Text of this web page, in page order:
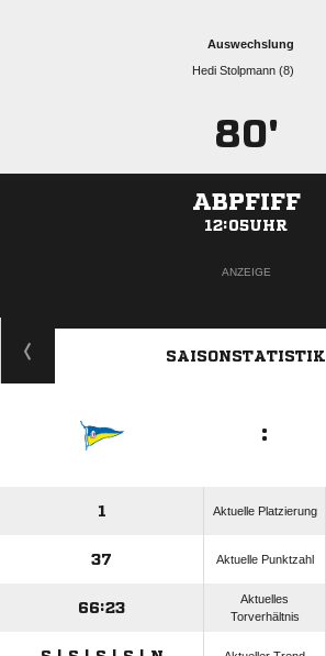
Auswechslung
  
80'
ABPFIFF
12:05UHR
ANZEIGE
SAISONSTATISTIK
:
1 Aktuelle Platzierung
37 Aktuelle Punktzahl
66:23
Aktuelles
Torverhältnis